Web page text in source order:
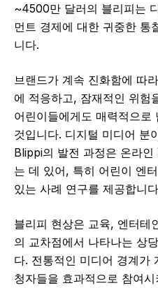
~4500만 달러의 블리피는
먼트 경제에 대한 귀중한 통
니다.
브랜드가 계속 진화함에 따
에 적응하고, 잠재적인 위험
어린이들에게도 매력적으
것입니다. 디지털 미디어 분
Blippi의 발전 과정은 온라
는 데 있어, 특히 어린이 엔
있는 사례 연구를 제공합니
블리피 현상은 교육, 엔터테
의 교차점에서 나타나는 상
다. 전통적인 미디어 경계가
청자들을 효과적으로 참여